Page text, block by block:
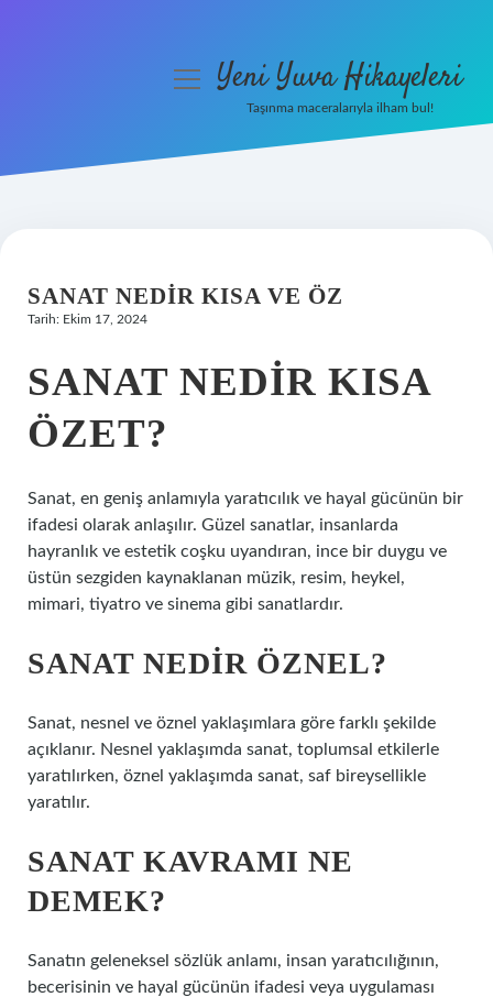
Hakkımızda
menüyüYeni Yuva Hikayeleri
Taşınma maceralarıyla ilham bul!
SANAT NEDIR KISA VE ÖZ
Tarih: Ekim 17, 2024
SANAT NEDIR KISA
ÖZET?
Sanat, en geniş anlamıyla yaratıcılık ve hayal gücünün bir
ifadesi olarak anlaşılır. Güzel sanatlar, insanlarda
hayranlık ve estetik coşku uyandıran, ince bir duygu ve
üstün sezgiden kaynaklanan müzik, resim, heykel,
mimari, tiyatro ve sinema gibi sanatlardır.
SANAT NEDIR ÖZNEL?
Sanat, nesnel ve öznel yaklaşımlara göre farklı şekilde
açıklanır. Nesnel yaklaşımda sanat, toplumsal etkilerle
yaratılırken, öznel yaklaşımda sanat, saf bireysellikle
yaratılır.
SANAT KAVRAMI NE
DEMEK?
Sanatın geleneksel sözlük anlamı, insan yaratıcılığının,
becerisinin ve hayal gücünün ifadesi veya uygulaması